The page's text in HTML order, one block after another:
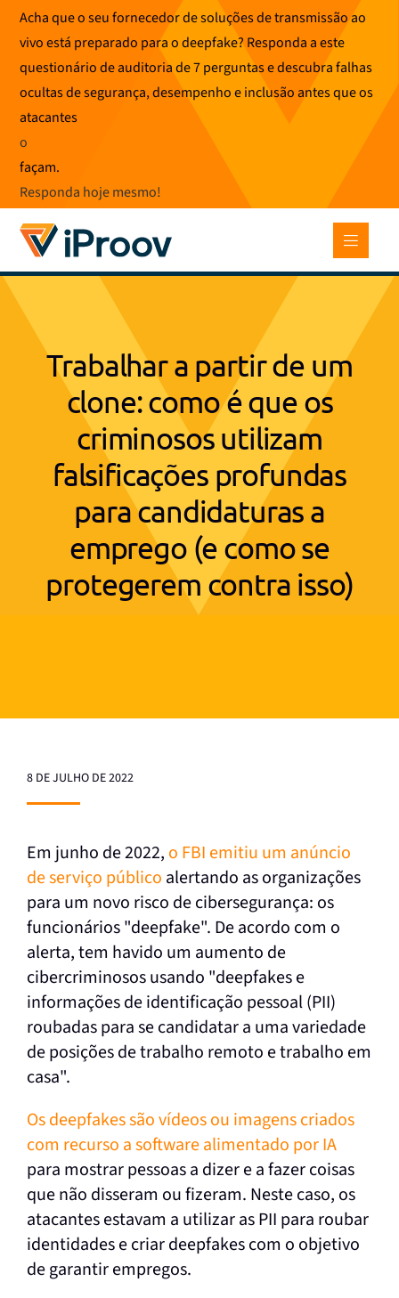
Saltar
para
conteúdo
Acha que o seu fornecedor de soluções de transmissão ao
vivo está preparado para o deepfake? Responda a este
questionário de auditoria de 7 perguntas e descubra falhas
ocultas de segurança, desempenho e inclusão antes que os
atacantes
o
façam.
Responda hoje mesmo!
Trabalhar a partir de um
clone: como é que os
criminosos utilizam
falsificações profundas
para candidaturas a
emprego (e como se
protegerem contra isso)
8 DE JULHO DE 2022
Em junho de 2022, o FBI emitiu um anúncio
de serviço público alertando as organizações
para um novo risco de cibersegurança: os
funcionários "deepfake". De acordo com o
alerta, tem havido um aumento de
cibercriminosos usando "deepfakes e
informações de identificação pessoal (PII)
roubadas para se candidatar a uma variedade
de posições de trabalho remoto e trabalho em
casa".
Os deepfakes são vídeos ou imagens criados
com recurso a software alimentado por IA
para mostrar pessoas a dizer e a fazer coisas
que não disseram ou fizeram. Neste caso, os
atacantes estavam a utilizar as PII para roubar
identidades e criar deepfakes com o objetivo
de garantir empregos.